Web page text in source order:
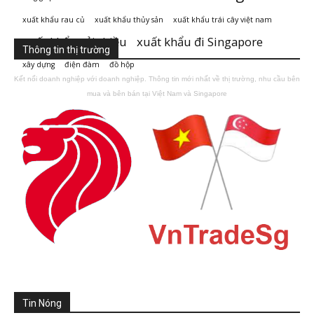
xuất khẩu rau củ xuất khẩu thủy sản xuất khẩu trái cây việt nam
xuất khẩu vải thiều xuất khẩu đi Singapore
xây dựng điện đàm đồ hộp
Thông tin thị trường
Kết nối doanh nghiệp với doanh nghiệp. Thông tin mới nhất về thị trường, nhu cầu bên
mua và bên bán tại Việt Nam và Singapore
Tin Nóng